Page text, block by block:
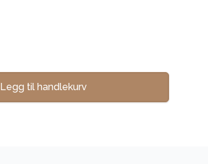
Legg til handlekurv